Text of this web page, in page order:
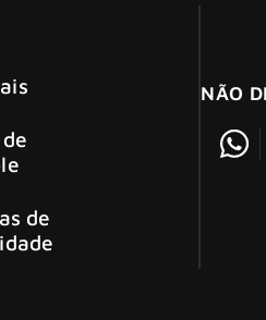
de
NÃO